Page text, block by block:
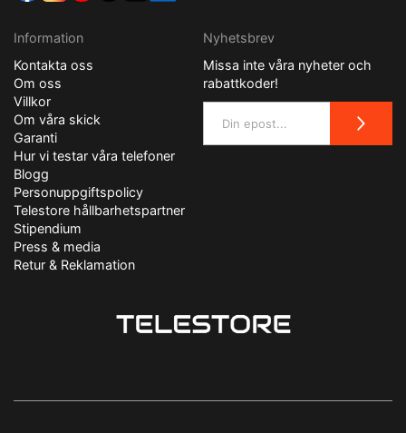
Information
Kontakta oss
Om oss
Villkor
Om våra skick
Garanti
Hur vi testar våra telefoner
Blogg
Personuppgiftspolicy
Telestore hållbarhetspartner
Stipendium
Press & media
Retur & Reklamation
Nyhetsbrev
Missa inte våra nyheter och
rabattkoder!